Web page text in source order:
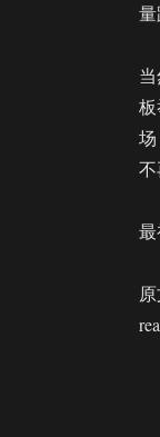
最